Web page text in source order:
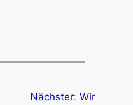
Nächster: Wir